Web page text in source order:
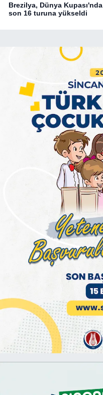
Brezilya, Dünya Kupası'nda
son 16 turuna yükseldi